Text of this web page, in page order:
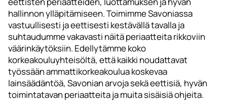
hallinnon ylläpitämiseen. Toimimme Savoniassa
vastuullisesti ja eettisesti kestävällä tavalla ja
suhtaudumme vakavasti näitä periaatteita rikkoviin
väärinkäytöksiin. Edellytämme koko
korkeakouluyhteisöltä, että kaikki noudattavat
työssään ammattikorkeakoulua koskevaa
lainsäädäntöä, Savonian arvoja sekä eettisiä, hyvän
toimintatavan periaatteita ja muita sisäisiä ohjeita.